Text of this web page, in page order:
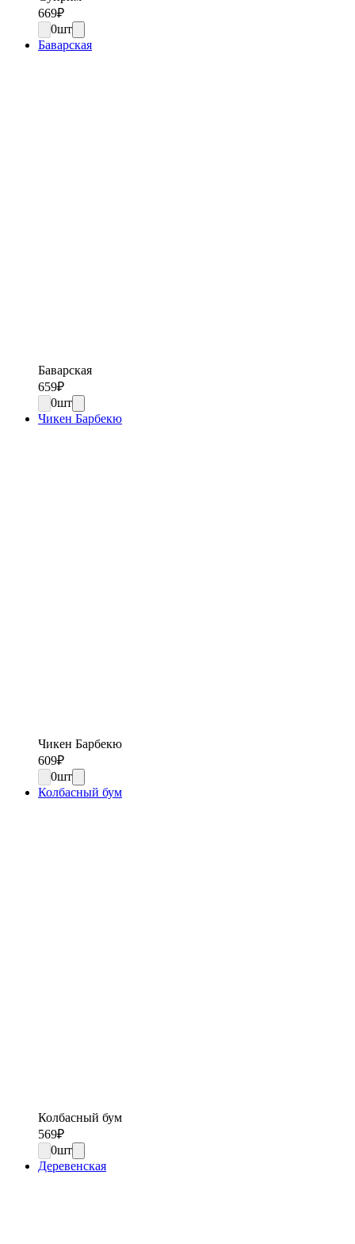
669₽
0шт
Баварская
Баварская
659₽
0шт
Чикен Барбекю
Чикен Барбекю
609₽
0шт
Колбасный бум
Колбасный бум
569₽
0шт
Деревенская